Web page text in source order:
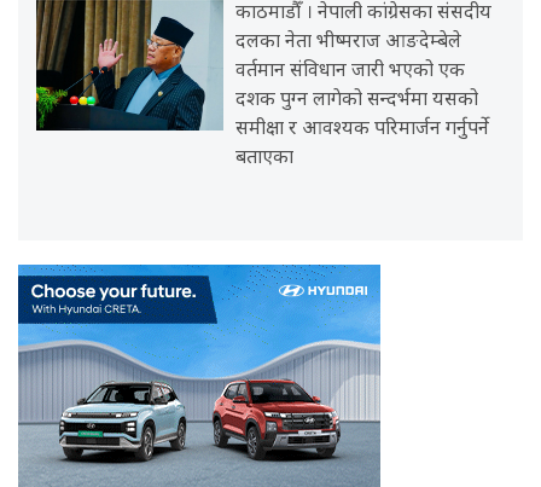
काठमाडौँ । नेपाली कांग्रेसका संसदीय
दलका नेता भीष्मराज आङदेम्बेले
वर्तमान संविधान जारी भएको एक
दशक पुग्न लागेको सन्दर्भमा यसको
समीक्षा र आवश्यक परिमार्जन गर्नुपर्ने
बताएका